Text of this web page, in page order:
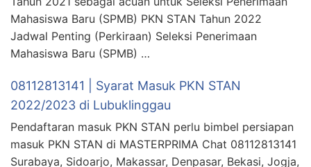
Mahasiswa Baru (SPMB) PKN STAN Tahun 2022
Jadwal Penting (Perkiraan) Seleksi Penerimaan
Mahasiswa Baru (SPMB) …
08112813141 | Syarat Masuk PKN STAN
2022/2023 di Lubuklinggau
Pendaftaran masuk PKN STAN perlu bimbel persiapan
masuk PKN STAN di MASTERPRIMA Chat 08112813141
Surabaya, Sidoarjo, Makassar, Denpasar, Bekasi, Jogja,